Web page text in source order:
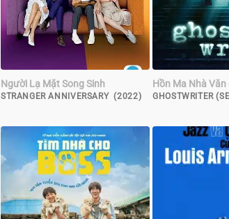
Người Lạ Mặt Song Sinh
STRANGER ANNIVERSARY (2022)
Hồn Ma Nhà
GHOSTWRITER